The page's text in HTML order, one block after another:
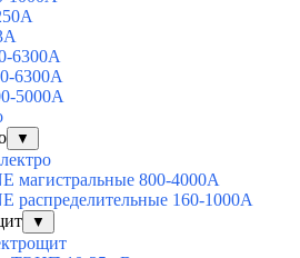
6300A
6300A
5000A
▼
магистральные 800-4000А
распределительные 160-1000А
▼